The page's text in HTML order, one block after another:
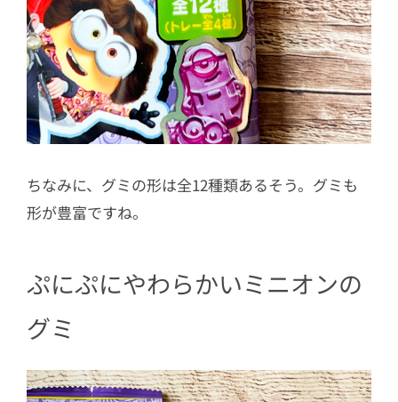
ちなみに、グミの形は全12種類あるそう。グミも
形が豊富ですね。
ぷにぷにやわらかいミニオンの
グミ